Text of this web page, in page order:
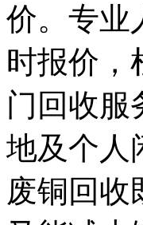
价。专业
时报价，
门回收服
地及个人
废铜回收